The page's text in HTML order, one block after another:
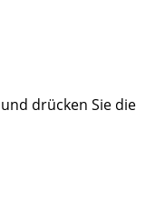
drücken Sie die